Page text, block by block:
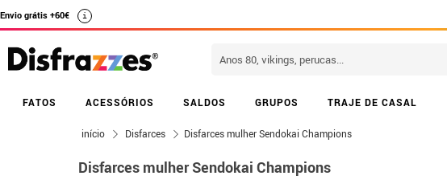
Envio grátis +60€ i
FATOS ACESSÓRIOS SALDOS GRUPOS TRAJE DE CASAL
início Disfarces Disfarces mulher Sendokai Champions
Disfarces mulher Sendokai Champions